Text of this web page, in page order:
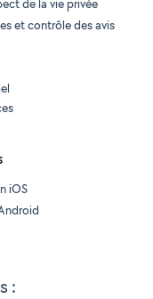
:
de la vie privée
et contrôle des avis
iOS